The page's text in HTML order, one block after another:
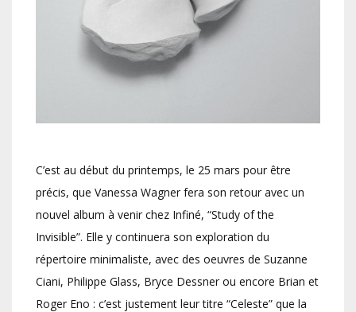
C’est au début du printemps, le 25 mars pour être
précis, que Vanessa Wagner fera son retour avec un
nouvel album à venir chez Infiné, “Study of the
Invisible”. Elle y continuera son exploration du
répertoire minimaliste, avec des oeuvres de Suzanne
Ciani, Philippe Glass, Bryce Dessner ou encore Brian et
Roger Eno : c’est justement leur titre “Celeste” que la